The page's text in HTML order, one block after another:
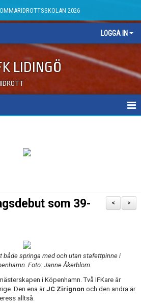
2026
LOGGA IN
LIDINGÖ
>
<
som 39-
både springa med och utan stafettpinne i
Foto: Janne Åkerblom
i Köpenhamn. Två IFKare är
Den ena ärJC Zirignon och den andra är
alltså.